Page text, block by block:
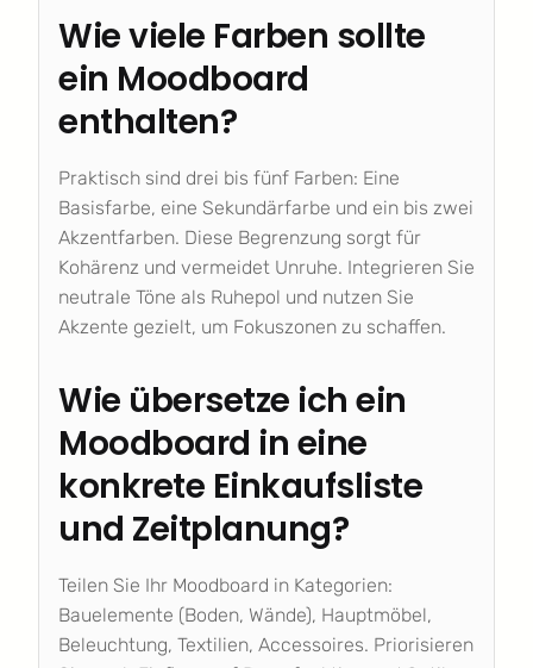
Wie viele Farben sollte
ein Moodboard
enthalten?
Praktisch sind drei bis fünf Farben: Eine
Basisfarbe, eine Sekundärfarbe und ein bis zwei
Akzentfarben. Diese Begrenzung sorgt für
Kohärenz und vermeidet Unruhe. Integrieren Sie
neutrale Töne als Ruhepol und nutzen Sie
Akzente gezielt, um Fokuszonen zu schaffen.
Wie übersetze ich ein
Moodboard in eine
konkrete Einkaufsliste
und Zeitplanung?
Teilen Sie Ihr Moodboard in Kategorien:
Bauelemente (Boden, Wände), Hauptmöbel,
Beleuchtung, Textilien, Accessoires. Priorisieren